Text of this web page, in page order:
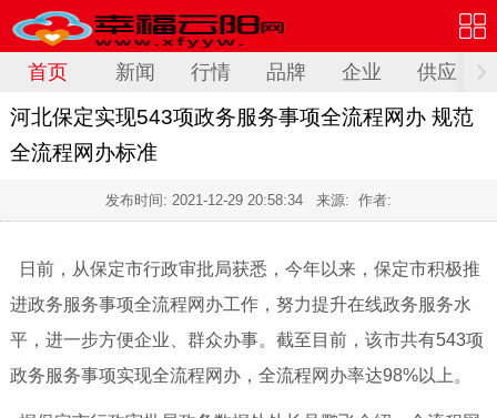
首页 新闻 行情 品牌 企业 供应
河北保定实现543项政务服务事项全流程网办 规范
全流程网办标准
发布时间: 2021-12-29 20:58:34 来源: 作者:
日前，从保定市行政审批局获悉，今年以来，保定市积极推
进政务服务事项全流程网办工作，努力提升在线政务服务水
平，进一步方便企业、群众办事。截至目前，该市共有543项
政务服务事项实现全流程网办，全流程网办率达98%以上。